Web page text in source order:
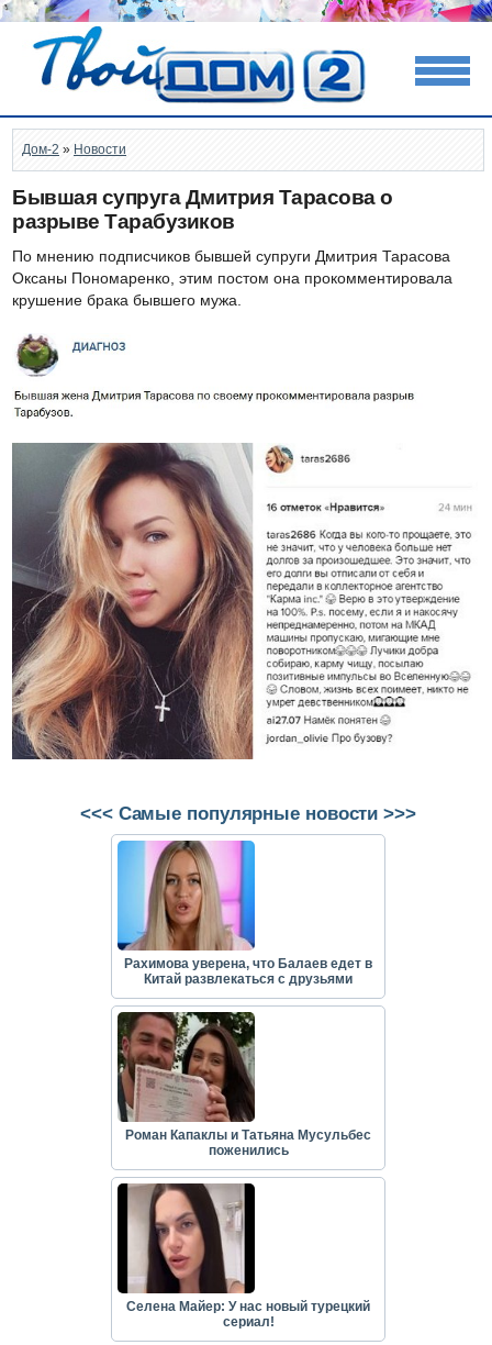
Дом-2 » Новости
Бывшая супруга Дмитрия Тарасова о
разрыве Тарабузиков
По мнению подписчиков бывшей супруги Дмитрия Тарасова
Оксаны Пономаренко, этим постом она прокомментировала
крушение брака бывшего мужа.
<<< Самые популярные новости >>>
Рахимова уверена, что Балаев едет в
Китай развлекаться с друзьями
Роман Капаклы и Татьяна Мусульбес
поженились
Селена Майер: У нас новый турецкий
сериал!